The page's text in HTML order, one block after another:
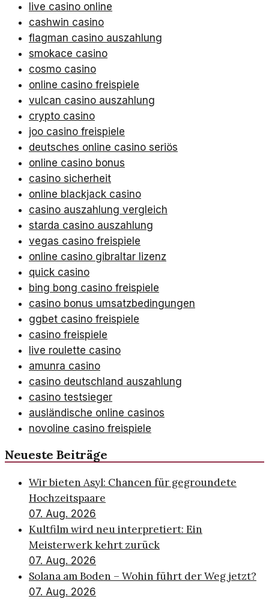
live casino online
cashwin casino
flagman casino auszahlung
smokace casino
cosmo casino
online casino freispiele
vulcan casino auszahlung
crypto casino
joo casino freispiele
deutsches online casino seriös
online casino bonus
casino sicherheit
online blackjack casino
casino auszahlung vergleich
starda casino auszahlung
vegas casino freispiele
online casino gibraltar lizenz
quick casino
bing bong casino freispiele
casino bonus umsatzbedingungen
ggbet casino freispiele
casino freispiele
live roulette casino
amunra casino
casino deutschland auszahlung
casino testsieger
ausländische online casinos
novoline casino freispiele
Neueste Beiträge
Wir bieten Asyl: Chancen für gegroundete
Hochzeitspaare
07. Aug. 2026
Kultfilm wird neu interpretiert: Ein
Meisterwerk kehrt zurück
07. Aug. 2026
Solana am Boden – Wohin führt der Weg jetzt?
07. Aug. 2026